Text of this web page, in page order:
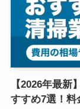
【2026年最
すすめ7選！料